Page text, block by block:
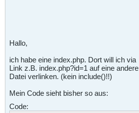
Hallo,
ich habe eine index.php. Dort will ich via
Link z.B. index.php?id=1 auf eine andere
Datei verlinken. (kein include()!!)
Mein Code sieht bisher so aus:
Code: